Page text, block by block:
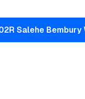
Salehe Bembury